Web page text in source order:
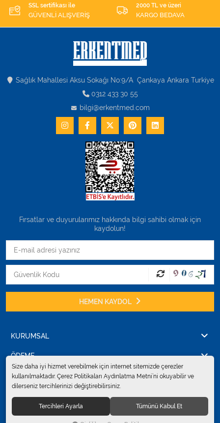
SSL sertifikası ile
GÜVENLİ ALIŞVERİŞ
2000 TL ve üzeri
KARGO BEDAVA
Sağlık Mahallesi Aksu Sokağı No:9/A Çankaya Ankara Turkiye
0312 433 30 55
bilgi@erkentmed.com
Fırsatlar ve duyurularımız hakkında bilgi sahibi olmak için
kaydolun!
HEMEN KAYDOL
KURUMSAL
ÖDEME
İLETİŞİM
© 2024Erkent Sağlık Ürünleri Pazarlama San.ve Tic. Ltd.Şti.. Tüm hakları
Size daha iyi hizmet verebilmek için internet sitemizde çerezler
kullanılmaktadır. Çerez Politikaları Aydınlatma Metni’ni okuyabilir ve
dilerseniz tercihlerinizi değiştirebilirsiniz.
Tercihleri Ayarla Tümünü Kabul Et